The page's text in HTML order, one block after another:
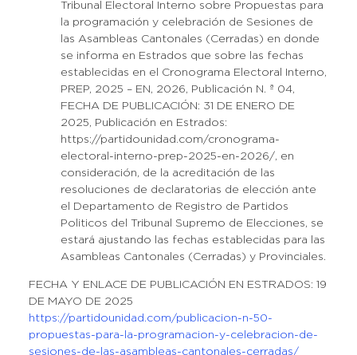
Tribunal Electoral Interno sobre Propuestas para
la programación y celebración de Sesiones de
las Asambleas Cantonales (Cerradas) en donde
se informa en Estrados que sobre las fechas
establecidas en el Cronograma Electoral Interno,
PREP, 2025 – EN, 2026, Publicación N. ª 04,
FECHA DE PUBLICACIÓN: 31 DE ENERO DE
2025, Publicación en Estrados:
https://partidounidad.com/cronograma-
electoral-interno-prep-2025-en-2026/, en
consideración, de la acreditación de las
resoluciones de declaratorias de elección ante
el Departamento de Registro de Partidos
Politicos del Tribunal Supremo de Elecciones, se
estará ajustando las fechas establecidas para las
Asambleas Cantonales (Cerradas) y Provinciales.
FECHA Y ENLACE DE PUBLICACIÓN EN ESTRADOS: 19
DE MAYO DE 2025
https://partidounidad.com/publicacion-n-50-
propuestas-para-la-programacion-y-celebracion-de-
sesiones-de-las-asambleas-cantonales-cerradas/